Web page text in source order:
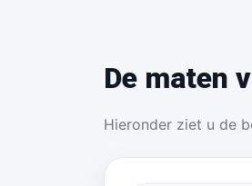
De maten
Hieronder ziet u de